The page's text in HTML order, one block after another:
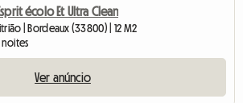
écolo Et Ultra Clean
| Bordeaux (33800) | 12 M2
noites
Ver anúncio